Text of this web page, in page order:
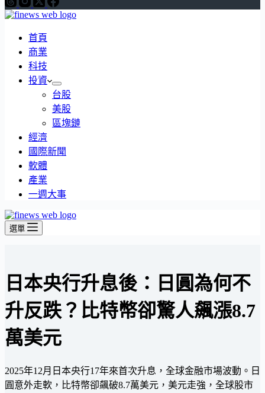
首頁
商業
科技
投資
台股
美股
區塊鏈
經濟
國際新聞
軟體
產業
一週大事
選單
日本央行升息後：日圓為何不
升反跌？比特幣卻驚人飆漲8.7
萬美元
2025年12月日本央行17年來首次升息，全球金融市場波動。日
圓意外走軟，比特幣卻飆破8.7萬美元，美元走強，全球股市